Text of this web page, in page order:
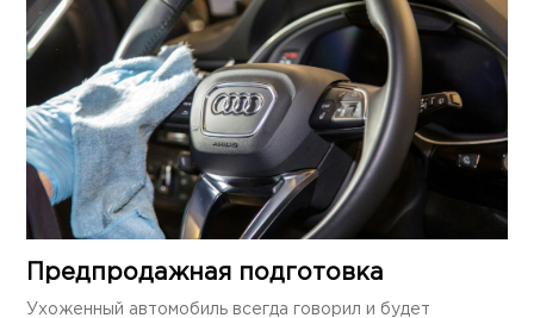
Предпродажная подготовка
Ухоженный автомобиль всегда говорил и будет